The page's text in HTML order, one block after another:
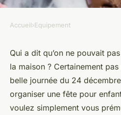
EQUIPEMENT
Comment
machine à hot-
collations
maison ?
Accueil›Equipement
Qui a dit qu’on ne pouvait
la maison ? Certainement
belle journée du 24
organiser une fête pour
voulez simplement vous